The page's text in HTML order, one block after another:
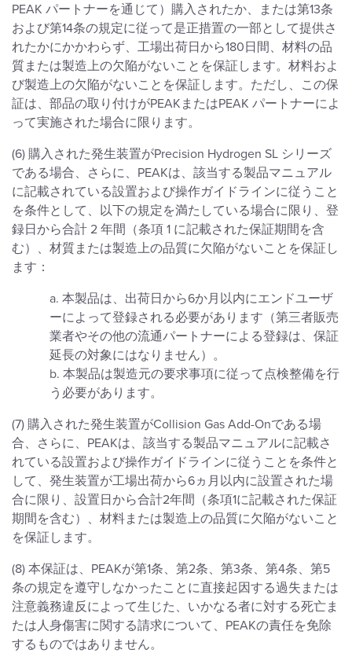
PEAK パートナーを通じて）購入されたか、または第13条
および第14条の規定に従って是正措置の一部として提供さ
れたかにかかわらず、工場出荷日から180日間、材料の品
質または製造上の欠陥がないことを保証します。材料およ
び製造上の欠陥がないことを保証します。ただし、この保
証は、部品の取り付けがPEAKまたはPEAK パートナーによ
って実施された場合に限ります。
(6) 購入された発生装置がPrecision Hydrogen SL シリーズ
である場合、さらに、PEAKは、該当する製品マニュアル
に記載されている設置および操作ガイドラインに従うこと
を条件として、以下の規定を満たしている場合に限り、登
録日から合計 2 年間（条項 1 に記載された保証期間を含
む）、材質または製造上の品質に欠陥がないことを保証し
ます：
a. 本製品は、出荷日から6か月以内にエンドユーザ
ーによって登録される必要があります（第三者販売
業者やその他の流通パートナーによる登録は、保証
延長の対象にはなりません）。
b. 本製品は製造元の要求事項に従って点検整備を行
う必要があります。
(7) 購入された発生装置がCollision Gas Add-Onである場
合、さらに、PEAKは、該当する製品マニュアルに記載さ
れている設置および操作ガイドラインに従うことを条件と
して、発生装置が工場出荷から6ヵ月以内に設置された場
合に限り、設置日から合計2年間（条項1に記載された保証
期間を含む）、材料または製造上の品質に欠陥がないこと
を保証します。
(8) 本保証は、PEAKが第1条、第2条、第3条、第4条、第5
条の規定を遵守しなかったことに直接起因する過失または
注意義務違反によって生じた、いかなる者に対する死亡ま
たは人身傷害に関する請求について、PEAKの責任を免除
するものではありません。